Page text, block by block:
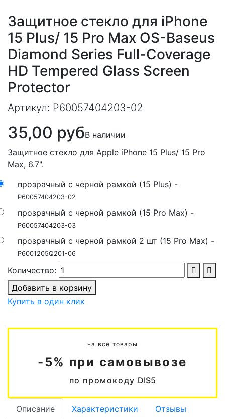
Защитное стекло для iPhone
15 Plus/ 15 Pro Max OS-Baseus
Diamond Series Full-Coverage
HD Tempered Glass Screen
Protector
Артикул: P60057404203-02
35,00 рубВ наличии
Защитное стекло для Apple iPhone 15 Plus/ 15 Pro
Мах, 6.7".
прозрачный с черной рамкой (15 Plus) -
P60057404203-02
прозрачный с черной рамкой (15 Pro Max) -
P60057404203-03
прозрачный с черной рамкой 2 шт (15 Pro Max) -
P6001205Q201-06
Количество:
Добавить в корзину
Купить в один клик
на все товары
-5% при самовывозе
по промокоду DIS5
Описание Характеристики Отзывы